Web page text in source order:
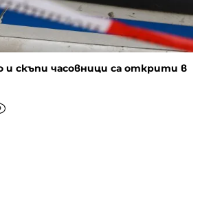
и скъпи часовници са открити в